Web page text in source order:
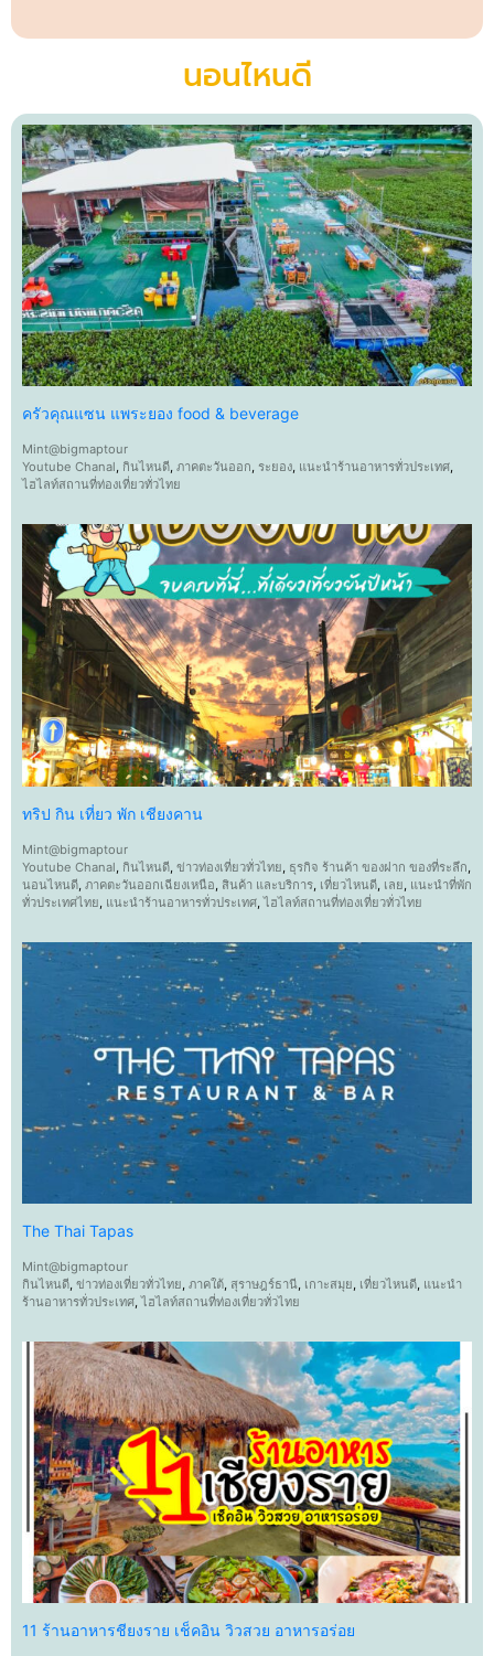
นอนไหนดี
ครัวคุณแซน แพระยอง food & beverage
Mint@bigmaptour
Youtube Chanal, กินไหนดี, ภาคตะวันออก, ระยอง, แนะนำร้านอาหารทั่วประเทศ,
ไฮไลท์สถานที่ท่องเที่ยวทั่วไทย
ทริป กิน เที่ยว พัก เชียงคาน
Mint@bigmaptour
Youtube Chanal กินไหนดี ข่าวท่องเที่ยวทั่วไทย ธุรกิจ ร้านค้า ของฝาก ของที่ระลึก
นอนไหนดี ภาคตะวันออกเฉียงเหนือ สินค้า และบริการ เที่ยวไหนดี เลย แนะนำที่พัก
ทั่วประเทศไทย แนะนำร้านอาหารทั่วประเทศ ,ไฮไลท์สถานที่ท่องเที่ยวทั่วไทย
The Thai Tapas
Mint@bigmaptour
กินไหนดี, ข่าวท่องเที่ยวทั่วไทย, ภาคใต้, สุราษฎร์ธานี, เกาะสมุย, เที่ยวไหนดี, แนะนำ
ร้านอาหารทั่วประเทศ,ไฮไลท์สถานที่ท่องเที่ยวทั่วไทย
11 ร้านอาหารชียงราย เช็คอิน วิวสวย อาหารอร่อย